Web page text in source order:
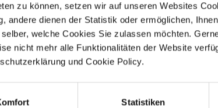
zu können, setzen wir auf unseren Websites
andere dienen der Statistik oder ermöglichen,
welche Cookies Sie zulassen möchten.
nicht mehr alle Funktionalitäten der Website
und Cookie Policy.
Statistiken